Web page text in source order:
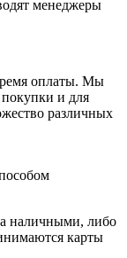
менеджеры
оплаты. Мы
покупки и для
различных
наличными, либо
карты